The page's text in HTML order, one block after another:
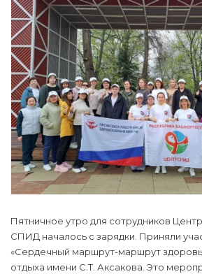
Пятничное утро для сотрудников
СПИД началось с зарядки. Приняли
«Сердечный маршрут-маршрут
отдыха имени С.Т. Аксакова. Это